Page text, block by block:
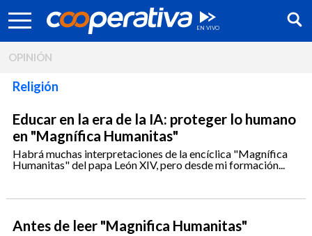
OPINIÓN
Religión
Educar en la era de la IA: proteger lo humano
en "Magnífica Humanitas"
Habrá muchas interpretaciones de la encíclica "Magnífica
Humanitas" del papa León XIV, pero desde mi formación...
Antes de leer "Magnifica Humanitas"